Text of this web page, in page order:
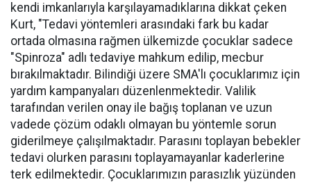
kendi imkanlarıyla karşılayamadıklarına dikkat çeken
Kurt, "Tedavi yöntemleri arasındaki fark bu kadar
ortada olmasına rağmen ülkemizde çocuklar sadece
"Spinroza" adlı tedaviye mahkum edilip, mecbur
bırakılmaktadır. Bilindiği üzere SMA'lı çocuklarımız için
yardım kampanyaları düzenlenmektedir. Valilik
tarafından verilen onay ile bağış toplanan ve uzun
vadede çözüm odaklı olmayan bu yöntemle sorun
giderilmeye çalışılmaktadır. Parasını toplayan bebekler
tedavi olurken parasını toplayamayanlar kaderlerine
terk edilmektedir. Çocuklarımızın parasızlık yüzünden